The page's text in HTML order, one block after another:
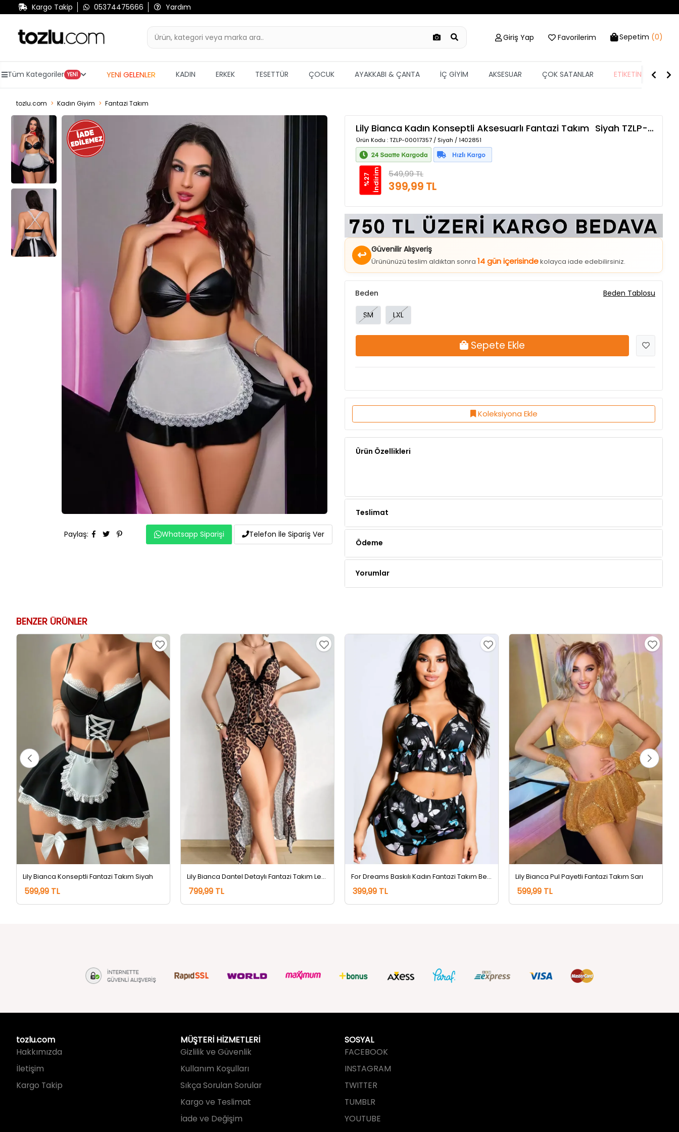
Kargo Takip 05374475666 Yardım
Giriş Yap Favorilerim Sepetim (0)
Tüm Kategoriler YENİ YENİ GELENLER KADIN ERKEK TESETTÜR ÇOCUK AYAKKABI & ÇANTA İÇ GİYİM AKSESUAR ÇOK SATANLAR ETİKETİN YARISI
tozlu.com Kadın Giyim Fantazi Takım
Paylaş: Whatsapp Siparişi Telefon İle Sipariş Ver
Lily Bianca Kadın Konseptli Aksesuarlı Fantazi Takım Siyah TZLP-00017357
Ürün Kodu : TZLP-00017357 / Siyah / 1402851
%
2
7
İ
n
d
i
r
i m 549,99 TL
399,99 TL
↩ Güvenilir Alışveriş
Ürününüzü teslim aldıktan sonra14 gün içerisindekolayca iade edebilirsiniz.
SM
Koleksiyona Ekle
Ürün Özellikleri
Lily Bianca Konseptli Fantazi Takım Siyah
599,99 TL 799,99 TL 399,99 TL
Lily Bianca Pul Payetli Fantazi Takım Sarı
599,99 TL
tozlu.com
İletişim
Kargo Takip
MÜŞTERİ HİZMETLERİ
Kullanım Koşulları
SOSYAL
INSTAGRAM